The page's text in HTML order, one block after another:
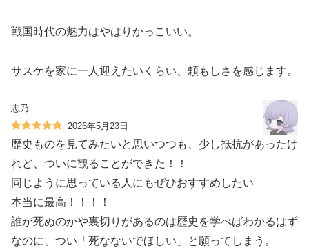
戦国時代の魅力はやはりかっこいい。
サスケを家に一人迎えたいくらい、頼もしさを感じます。
志乃
2026年5月23日
歴史ものを見てみたいと思いつつも、少し抵抗があったけ
れど、ついに観ることができた！！
同じように思っている人にもぜひおすすめしたい
本当に最高！！！！
誰が死ぬのかや裏切りがあるのは歴史を学べばわかるはず
なのに、つい「死なないでほしい」と願ってしまう。